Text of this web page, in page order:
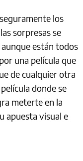
los
sorpresas se
están todos
una película que
de cualquier otra
donde se
meterte en la
apuesta visual e